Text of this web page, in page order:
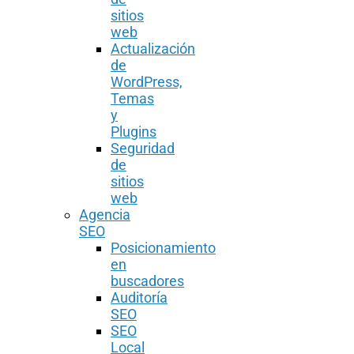
sitios
web
Actualización
de
WordPress,
Temas
y
Plugins
Seguridad
de
sitios
web
Agencia
SEO
Posicionamiento
en
buscadores
Auditoría
SEO
SEO
Local